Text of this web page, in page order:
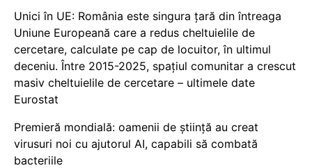
Unici în UE: România este singura țară din întreaga
Uniune Europeană care a redus cheltuielile de
cercetare, calculate pe cap de locuitor, în ultimul
deceniu. Între 2015-2025, spațiul comunitar a crescut
masiv cheltuielile de cercetare – ultimele date
Eurostat
Premieră mondială: oamenii de știință au creat
virusuri noi cu ajutorul AI, capabili să combată
bacteriile